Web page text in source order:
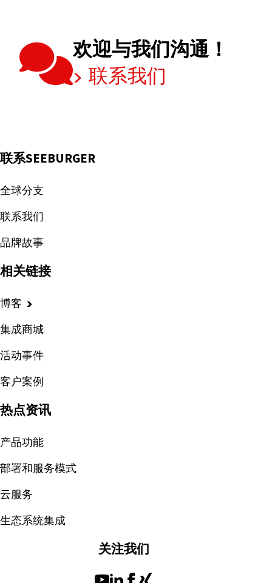
需
要
集
欢迎与我们沟通！
联系我们
联系SEEBURGER
全球分支
联系我们
品牌故事
相关链接
博客
集成商城
活动事件
客户案例
热点资讯
产品功能
部署和服务模式
云服务
生态系统集成
关注我们